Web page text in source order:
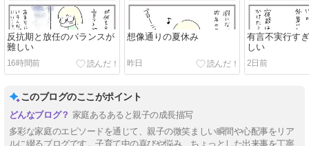
反抗期と放任のバランスが
難しい
16時間前
想像通りの夏休み
昨日
有言不実行す
しい
2日前
このブログのここがポイント
家庭あるあると親子の成長描写
多彩な家庭のエピソードを通じて、親子の微笑ましい瞬間や心配事をリア
ルに綴るブログです。子育て中の喜びや悩み、ちょっとした出来事を丁寧